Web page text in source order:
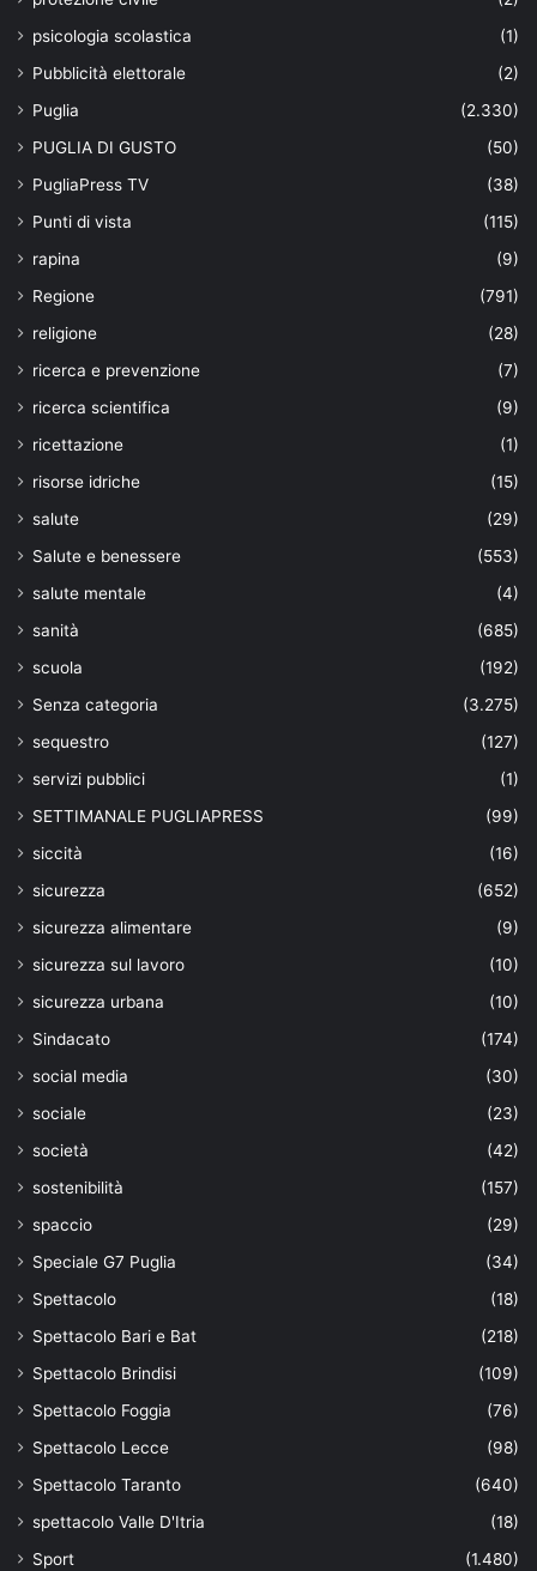
psicologia scolastica
(1)
Pubblicità elettorale
(2)
Puglia
(2.330)
PUGLIA DI GUSTO
(50)
PugliaPress TV
(38)
Punti di vista
(115)
rapina
(9)
Regione
(791)
religione
(28)
ricerca e prevenzione
(7)
ricerca scientifica
(9)
ricettazione
(1)
risorse idriche
(15)
salute
(29)
Salute e benessere
(553)
salute mentale
(4)
sanità
(685)
scuola
(192)
Senza categoria
(3.275)
sequestro
(127)
servizi pubblici
(1)
SETTIMANALE PUGLIAPRESS
(99)
siccità
(16)
sicurezza
(652)
sicurezza alimentare
(9)
sicurezza sul lavoro
(10)
sicurezza urbana
(10)
Sindacato
(174)
social media
(30)
sociale
(23)
società
(42)
sostenibilità
(157)
spaccio
(29)
Speciale G7 Puglia
(34)
Spettacolo
(18)
Spettacolo Bari e Bat
(218)
Spettacolo Brindisi
(109)
Spettacolo Foggia
(76)
Spettacolo Lecce
(98)
Spettacolo Taranto
(640)
spettacolo Valle D'Itria
(18)
Sport
(1.480)